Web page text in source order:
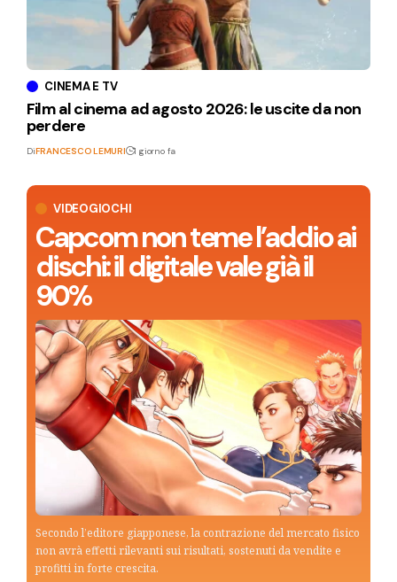
VIDEOGIOCHI
Capcom non teme l’addio ai
dischi: il digitale vale già il
90%
Secondo l’editore giapponese, la contrazione del mercato fisico
non avrà effetti rilevanti sui risultati, sostenuti da vendite e
profitti in forte crescita.
CINEMA E TV
Film al cinema ad agosto 2026: le uscite da non
perdere
DiFRANCESCO LEMURI 1 giorno fa